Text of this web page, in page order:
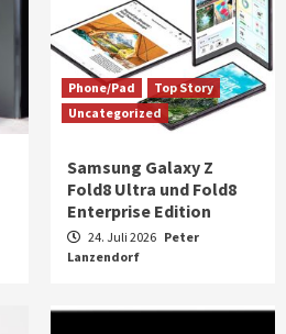
Phone/Pad
Top Story
Uncategorized
Samsung Galaxy Z
Fold8 Ultra und Fold8
Enterprise Edition
24. Juli 2026 Peter
Lanzendorf